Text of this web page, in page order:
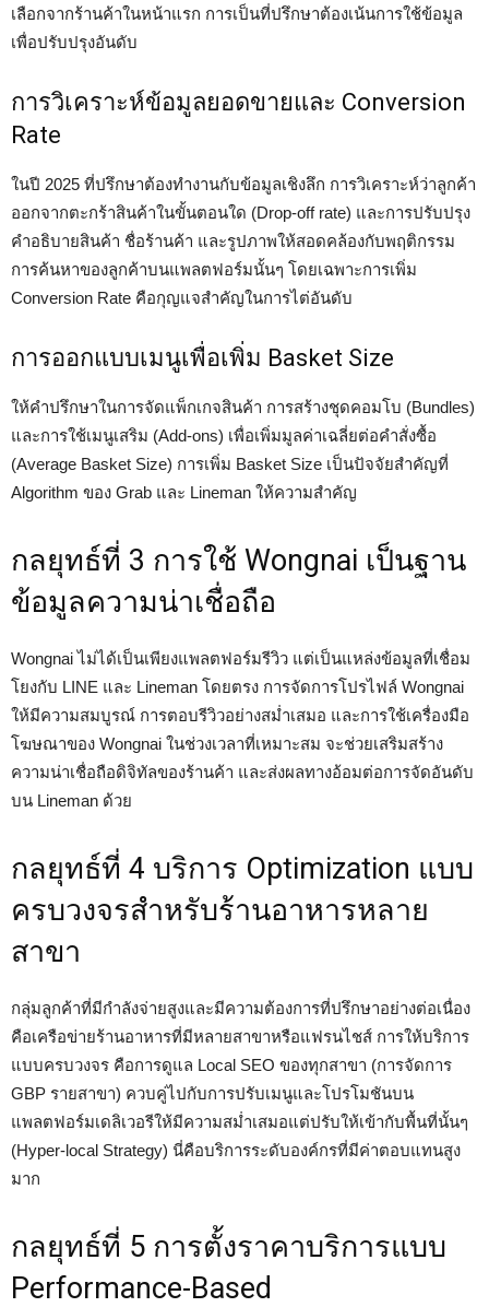
เลือกจากร้านค้าในหน้าแรก การเป็นที่ปรึกษาต้องเน้นการใช้ข้อมูล
เพื่อปรับปรุงอันดับ
การวิเคราะห์ข้อมูลยอดขายและ Conversion
Rate
ในปี 2025 ที่ปรึกษาต้องทำงานกับข้อมูลเชิงลึก การวิเคราะห์ว่าลูกค้า
ออกจากตะกร้าสินค้าในขั้นตอนใด (Drop-off rate) และการปรับปรุง
คำอธิบายสินค้า ชื่อร้านค้า และรูปภาพให้สอดคล้องกับพฤติกรรม
การค้นหาของลูกค้าบนแพลตฟอร์มนั้นๆ โดยเฉพาะการเพิ่ม
Conversion Rate คือกุญแจสำคัญในการไต่อันดับ
การออกแบบเมนูเพื่อเพิ่ม Basket Size
ให้คำปรึกษาในการจัดแพ็กเกจสินค้า การสร้างชุดคอมโบ (Bundles)
และการใช้เมนูเสริม (Add-ons) เพื่อเพิ่มมูลค่าเฉลี่ยต่อคำสั่งซื้อ
(Average Basket Size) การเพิ่ม Basket Size เป็นปัจจัยสำคัญที่
Algorithm ของ Grab และ Lineman ให้ความสำคัญ
กลยุทธ์ที่ 3 การใช้ Wongnai เป็นฐาน
ข้อมูลความน่าเชื่อถือ
Wongnai ไม่ได้เป็นเพียงแพลตฟอร์มรีวิว แต่เป็นแหล่งข้อมูลที่เชื่อม
โยงกับ LINE และ Lineman โดยตรง การจัดการโปรไฟล์ Wongnai
ให้มีความสมบูรณ์ การตอบรีวิวอย่างสม่ำเสมอ และการใช้เครื่องมือ
โฆษณาของ Wongnai ในช่วงเวลาที่เหมาะสม จะช่วยเสริมสร้าง
ความน่าเชื่อถือดิจิทัลของร้านค้า และส่งผลทางอ้อมต่อการจัดอันดับ
บน Lineman ด้วย
กลยุทธ์ที่ 4 บริการ Optimization แบบ
ครบวงจรสำหรับร้านอาหารหลาย
สาขา
กลุ่มลูกค้าที่มีกำลังจ่ายสูงและมีความต้องการที่ปรึกษาอย่างต่อเนื่อง
คือเครือข่ายร้านอาหารที่มีหลายสาขาหรือแฟรนไชส์ การให้บริการ
แบบครบวงจร คือการดูแล Local SEO ของทุกสาขา (การจัดการ
GBP รายสาขา) ควบคู่ไปกับการปรับเมนูและโปรโมชันบน
แพลตฟอร์มเดลิเวอรีให้มีความสม่ำเสมอแต่ปรับให้เข้ากับพื้นที่นั้นๆ
(Hyper-local Strategy) นี่คือบริการระดับองค์กรที่มีค่าตอบแทนสูง
มาก
กลยุทธ์ที่ 5 การตั้งราคาบริการแบบ
Performance-Based